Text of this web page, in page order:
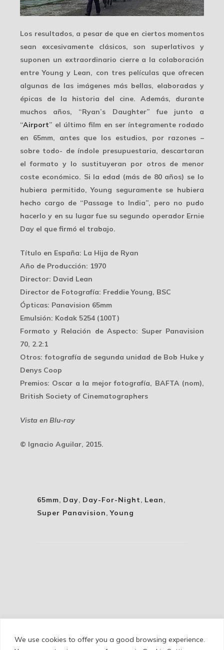
We use cookies to offer you a good browsing experience.
Los resultados, a pesar de que en ciertos momentos
sean excesivamente clásicos, son superlativos y
suponen un extraordinario cierre a la colaboración
entre Young y Lean, con tres películas que ofrecen
algunas de las imágenes más bellas, elaboradas y
épicas de la historia del cine. Además, durante
muchos años, “Ryan’s Daughter” fue junto a
“Airport” el último film en ser íntegramente rodado
en 65mm, antes que los estudios, por razones –
sobre todo- de índole presupuestaria, descartaran
el formato y lo sustituyeran por otros de menor
coste económico. Si la edad (más de 80 años) se lo
hubiera permitido, Young seguramentese hubiera
hecho cargo de “Passage to India”, pero no pudo
hacerlo y en su lugar fue su segundo operador Ernie
Day el que firmó el trabajo.
Título en España: La Hija de Ryan
Año de Producción: 1970
Director: David Lean
Director de Fotografía: Freddie Young, BSC
Ópticas: Panavision 65mm
Emulsión: Kodak 5254 (100T)
Formato y Relación de Aspecto: Super Panavision
70, 2.2:1
Otros: fotografía de segunda unidad de Bob Huke y
Denys Coop
Premios: Oscar a la mejor fotografía, BAFTA (nom),
British Society of Cinematographers
Vista en Blu-ray
© Ignacio Aguilar, 2015.
65mm, Day, Day-For-Night, Lean,
Super Panavision,Young
Cookie Policy/Privacy Policy /Legal Warning